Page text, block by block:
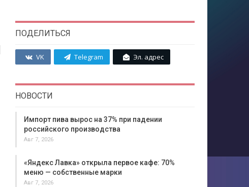
ПОДЕЛИТЬСЯ
VK Telegram Эл. адрес
НОВОСТИ
Импорт пива вырос на 37% при падении
российского производства
Авг 7, 2026
«Яндекс Лавка» открыла первое кафе: 70%
меню — собственные марки
Авг 7, 2026